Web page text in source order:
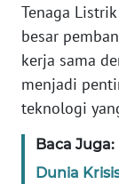
Tenaga
besar
kerja sama
menjadi
teknologi
Baca Juga:
Dunia
WN
JAMBI
WN
SULTRA
WN
NTB